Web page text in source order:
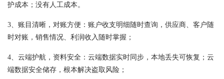
护成本；没有人工成本。
3、账目清晰，对账方便：账户收支明细随时查询，供应商、客户随
时对账，销售情况、利润收入随时掌握；
4、云端护航，资料安全：云端数据实时同步，本地丢失可恢复；云
端数据安全储存，根本解决盗取风险；